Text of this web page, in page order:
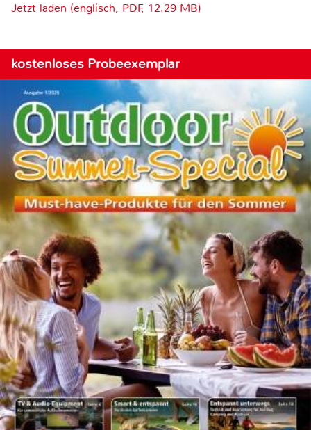
Jetzt laden (englisch, PDF, 12.29 MB)
kostenloses Probeexemplar